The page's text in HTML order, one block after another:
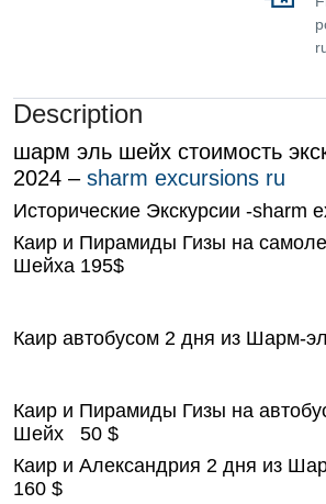
Description
шарм эль шейх стоимость
2024 –sharm excursions ru
Исторические Экскурсии -sharm
Каир и Пирамиды Гизы на
Шейха 195$
Каир автобусом 2 дня из Шарм-
Каир и Пирамиды Гизы на
Шейх 50 $
Каир и Александрия 2 дня из
160 $